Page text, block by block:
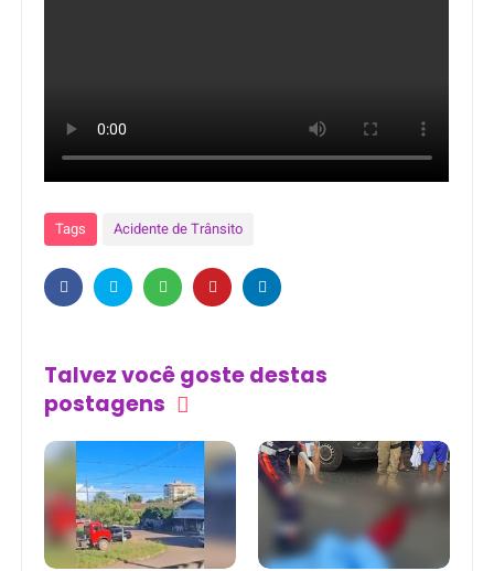
Tags Acidente de Trânsito
Talvez você goste destas
postagens